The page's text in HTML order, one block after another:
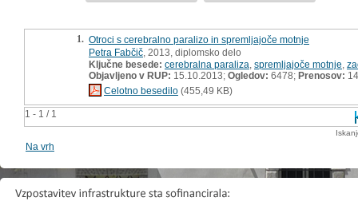
1 - 1 / 1
1. Otroci s cerebralno paralizo in spremljajoče motnje
Petra Fabčič , 2013, diplomsko delo
Ključne besede: cerebralna paraliza spremljajoče motnje
Objavljeno v RUP: 15.10.2013; Ogledov: 6478; Prenosov:
Celotno besedilo (455,49 KB)
Na vrh